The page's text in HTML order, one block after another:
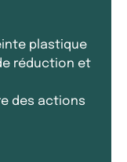
plastique
réduction et
des actions